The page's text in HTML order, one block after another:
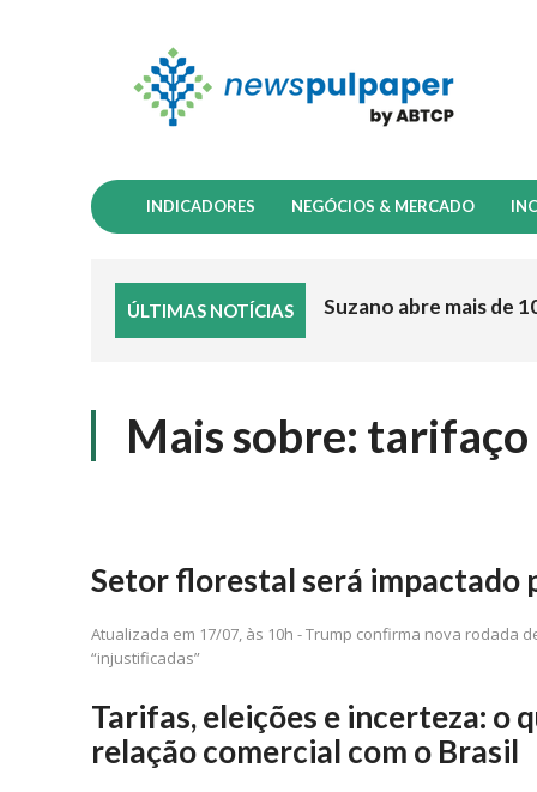
INDICADORES NEGÓCIOS & MERCADO
ÚLTIMAS NOTÍCIAS Suzano abre mais de
Mais sobre: tarifaço
Setor florestal será impactado
Atualizada em 17/07, às 10h - Trump confirma nova rodada
“injustificadas”
Tarifas, eleições e incerteza: o
relação comercial com o Brasil